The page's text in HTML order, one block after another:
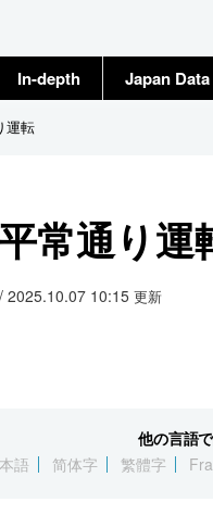
In-depth Japan Data
運転
常通り運
2025.10.07 10:15 更新
他の言語
語 简体字 繁體字